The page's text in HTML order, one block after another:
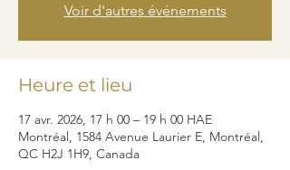
Voir d'autres événements
Heure et lieu
17 avr. 2026, 17 h 00 – 19 h 00 HAE
Montréal, 1584 Avenue Laurier E, Montréal,
QC H2J 1H9, Canada